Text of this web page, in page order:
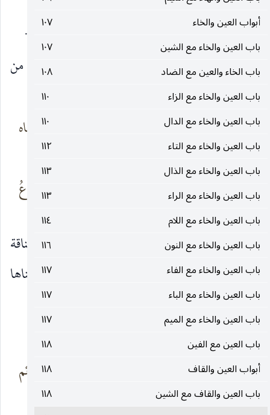
أبواب العين والخاء
١٠٧
باب العين والخاء مع الشين
١٠٧
باب الخاء والعين مع الضاد
١٠٨
باب العين والخاء مع الزاء
١١٠
باب العين والخاء مع الدال
١١٠
باب العين والخاء مع التاء
١١٢
باب العين والخاء مع الذال
١١٣
باب العين والخاء مع الراء
١١٣
باب العين والخاء مع اللام
١١٤
باب العين والخاء مع النون
١١٦
باب العين والخاء مع الفاء
١١٧
باب العين والخاء مع الباء
١١٧
باب العين والخاء مع الميم
١١٧
باب العين مع الفين
١١٨
أبواب العين والقاف
١١٨
باب العين والقاف مع الشين
١١٨
والصَّقيع: صوت الدِّيك. وقد
إذا صاحَ.
قلت : والصِّقاع: حديدة تكون في موضع الحَكَمة من
اللجام. وقال ربيعة بن مقروم الضبِّيُّ :
وخصمٍ يركب
العَوصَاء طاطٍ على المُثْلى غُناماه
طَموحِ الرّأس كنتُ
له لجاماً
يُخَيِّسُه ، له منه صِقاعُ
وقال أبو عبيد : يقال للخِرقة التي يشدُّ بها أنف الناقة
إذا ظُئرت على ولد غيرها : الغِمامة ، وللذي يُشَدُّ به عيناها
:الصِّقاع.
وأَنشد :
إذا رأسٌ رأيتُ بهطِماحاً شددت له الغمائم